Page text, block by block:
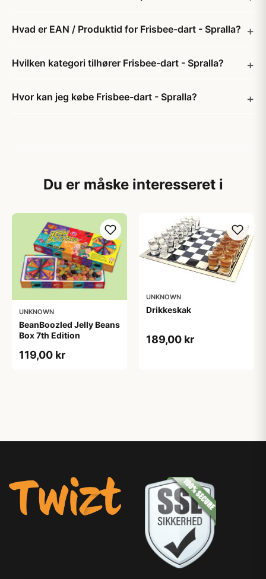
Hvad er EAN / Produktid for Frisbee-dart - Spralla?
Hvilken kategori tilhører Frisbee-dart - Spralla?
Hvor kan jeg købe Frisbee-dart - Spralla?
Du er måske interesseret i
UNKNOWN
BeanBoozled Jelly Beans
Box 7th Edition
119,00 kr
UNKNOWN
Drikkeskak
189,00 kr